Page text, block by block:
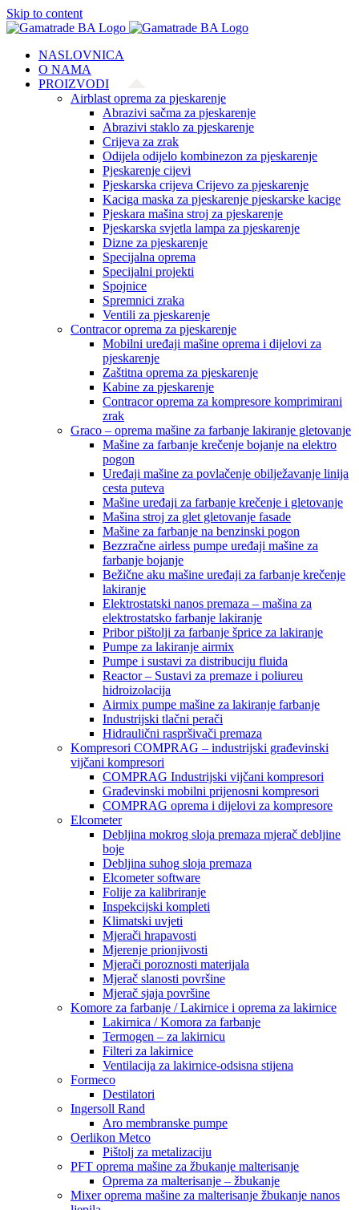
Skip to content
NASLOVNICA
O NAMA
PROIZVODI
Airblast oprema za pjeskarenje
Abrazivi sačma za pjeskarenje
Abrazivi staklo za pjeskarenje
Crijeva za zrak
Odijela odijelo kombinezon za pjeskarenje
Pjeskarenje cijevi
Pjeskarska crijeva Crijevo za pjeskarenje
Kaciga maska za pjeskarenje pjeskarske kacige
Pjeskara mašina stroj za pjeskarenje
Pjeskarska svjetla lampa za pjeskarenje
Dizne za pjeskarenje
Specijalna oprema
Specijalni projekti
Spojnice
Spremnici zraka
Ventili za pjeskarenje
Contracor oprema za pjeskarenje
Mobilni uređaji mašine oprema i dijelovi za
pjeskarenje
Zaštitna oprema za pjeskarenje
Kabine za pjeskarenje
Contracor oprema za kompresore komprimirani
zrak
Graco – oprema mašine za farbanje lakiranje gletovanje
Mašine za farbanje krečenje bojanje na elektro
pogon
Uređaji mašine za povlačenje obilježavanje linija
cesta puteva
Mašine uređaji za farbanje krečenje i gletovanje
Mašina stroj za glet gletovanje fasade
Mašine za farbanje na benzinski pogon
Bezzračne airless pumpe uređaji mašine za
farbanje bojanje
Bežične aku mašine uređaji za farbanje krečenje
lakiranje
Elektrostatski nanos premaza – mašina za
elektrostatsko farbanje lakiranje
Pribor pištolji za farbanje šprice za lakiranje
Pumpe za lakiranje airmix
Pumpe i sustavi za distribuciju fluida
Reactor – Sustavi za premaze i poliureu
hidroizolacija
Airmix pumpe mašine za lakiranje farbanje
Industrijski tlačni perači
Hidraulični raspršivači premaza
Kompresori COMPRAG – industrijski građevinski
vijčani kompresori
COMPRAG Industrijski vijčani kompresori
Građevinski mobilni prijenosni kompresori
COMPRAG oprema i dijelovi za kompresore
Elcometer
Debljina mokrog sloja premaza mjerač debljine
boje
Debljina suhog sloja premaza
Elcometer software
Folije za kalibriranje
Inspekcijski kompleti
Klimatski uvjeti
Mjerači hrapavosti
Mjerenje prionjivosti
Mjerači poroznosti materijala
Mjerač slanosti površine
Mjerač sjaja površine
Komore za farbanje / Lakirnice i oprema za lakirnice
Lakirnica / Komora za farbanje
Termogen – za lakirnicu
Filteri za lakirnice
Ventilacija za lakirnice-odsisna stijena
Formeco
Destilatori
Ingersoll Rand
Aro membranske pumpe
Oerlikon Metco
Pištolj za metalizaciju
PFT oprema mašine za žbukanje malterisanje
Oprema za malterisanje – žbukanje
Mixer oprema mašine za malterisanje žbukanje nanos